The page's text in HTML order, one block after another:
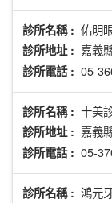
診所名稱 : 佑明
診所地址 : 嘉義
診所電話 : 05-
診所名稱 : 十美
診所地址 : 嘉義
診所電話 : 05-
診所名稱 : 鴻元